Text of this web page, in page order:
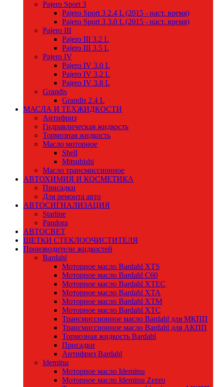
Pajero Sport 3
Pajero Sport 3 2.4 L (2015 - наст. время)
Pajero Sport 3 3.0 L (2015 - наст. время)
Pajero III
Pajero III 3.2 L
Pajero III 3.5 L
Pajero IV
Pajero IV 3.0 L
Pajero IV 3.2 L
Pajero IV 3.8 L
Grandis
Grandis 2.4 L
МАСЛА И ТЕХЖИДКОСТИ
Антифриз
Гидравлическая жидкость
Тормозная жидкость
Масло моторное
Shell
Mitsubishi
Масло трансмиссионное
АВТОХИМИЯ И КОСМЕТИКА
Присадки
Для ремонта авто
АВТОСИГНАЛИЗАЦИЯ
Starline
Pandora
АВТОСВЕТ
ЩЕТКИ СТЕКЛООЧИСТИТЕЛЯ
Производители жидкостей
Bardahl
Моторное масло Bardahl XTS
Моторное масло Bardahl C60
Моторное масло Bardahl XTEC
Моторное масло Bardahl XTA
Моторное масло Bardahl XTM
Моторное масло Bardahl XTC
Трансмиссионное масло Bardahl для МКПП
Трансмиссионное масло Bardahl для АКПП
Тормозная жидкость Bardahl
Присадки
Антифриз Bardahl
Idemitsu
Моторное масло Idemitsu
Моторное масло Idemitsu Zepro